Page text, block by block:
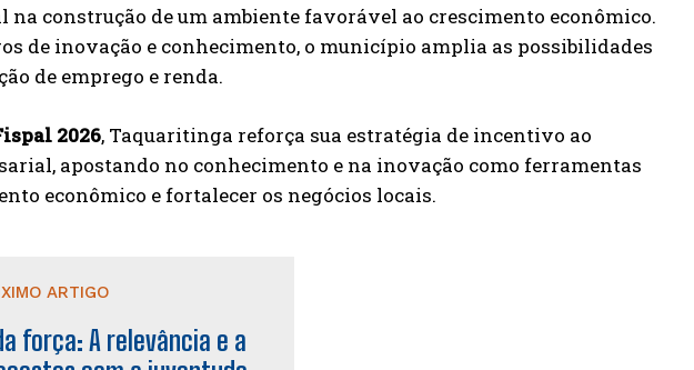
na construção de um ambiente favorável ao crescimento econômico.
de inovação e conhecimento, o município amplia as possibilidades
de emprego e renda.
2026, Taquaritinga reforça sua estratégia de incentivo ao
apostando no conhecimento e na inovação como ferramentas
econômico e fortalecer os negócios locais.
ARTIGO